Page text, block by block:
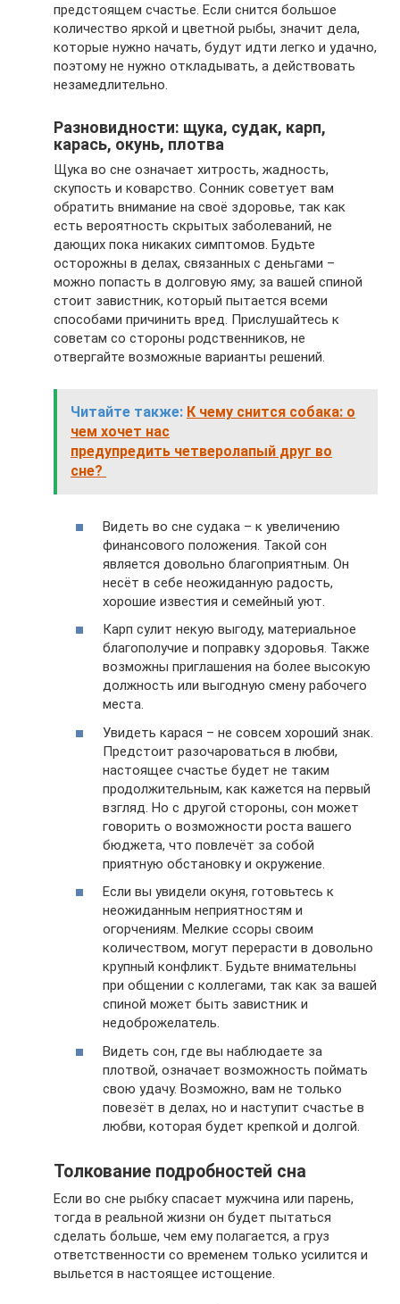
предстоящем счастье. Если снится большое
количество яркой и цветной рыбы, значит дела,
которые нужно начать, будут идти легко и удачно,
поэтому не нужно откладывать, а действовать
незамедлительно.
Разновидности: щука, судак, карп,
карась, окунь, плотва
Щука во сне означает хитрость, жадность,
скупость и коварство. Сонник советует вам
обратить внимание на своё здоровье, так как
есть вероятность скрытых заболеваний, не
дающих пока никаких симптомов. Будьте
осторожны в делах, связанных с деньгами –
можно попасть в долговую яму; за вашей спиной
стоит завистник, который пытается всеми
способами причинить вред. Прислушайтесь к
советам со стороны родственников, не
отвергайте возможные варианты решений.
Читайте также: К чему снится собака: о
чем хочет нас
предупредить четверолапый друг во
сне?
Видеть во сне судака – к увеличению
финансового положения. Такой сон
является довольно благоприятным. Он
несёт в себе неожиданную радость,
хорошие известия и семейный уют.
Карп сулит некую выгоду, материальное
благополучие и поправку здоровья. Также
возможны приглашения на более высокую
должность или выгодную смену рабочего
места.
Увидеть карася – не совсем хороший знак.
Предстоит разочароваться в любви,
настоящее счастье будет не таким
продолжительным, как кажется на первый
взгляд. Но с другой стороны, сон может
говорить о возможности роста вашего
бюджета, что повлечёт за собой
приятную обстановку и окружение.
Если вы увидели окуня, готовьтесь к
неожиданным неприятностям и
огорчениям. Мелкие ссоры своим
количеством, могут перерасти в довольно
крупный конфликт. Будьте внимательны
при общении с коллегами, так как за вашей
спиной может быть завистник и
недоброжелатель.
Видеть сон, где вы наблюдаете за
плотвой, означает возможность поймать
свою удачу. Возможно, вам не только
повезёт в делах, но и наступит счастье в
любви, которая будет крепкой и долгой.
Толкование подробностей сна
Если во сне рыбку спасает мужчина или парень,
тогда в реальной жизни он будет пытаться
сделать больше, чем ему полагается, а груз
ответственности со временем только усилится и
выльется в настоящее истощение.